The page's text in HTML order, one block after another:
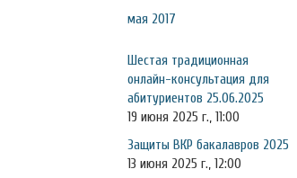
мая 2017
Шестая традиционная
онлайн-консультация для
абитуриентов 25.06.2025
19 июня 2025 г., 11:00
Защиты ВКР бакалавров 2025
13 июня 2025 г., 12:00